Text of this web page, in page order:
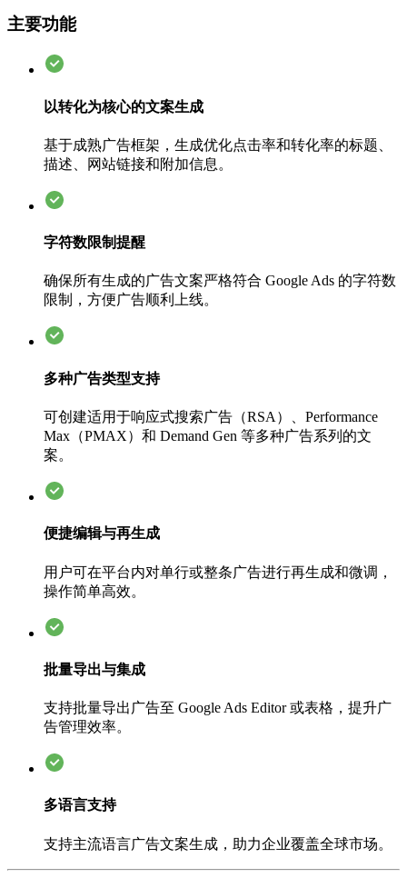
主要功能
以转化为核心的文案生成
基于成熟广告框架，生成优化点击率和转化率的标题、
描述、网站链接和附加信息。
字符数限制提醒
确保所有生成的广告文案严格符合 Google Ads 的字符数
限制，方便广告顺利上线。
多种广告类型支持
可创建适用于响应式搜索广告（RSA）、Performance
Max（PMAX）和 Demand Gen 等多种广告系列的文
案。
便捷编辑与再生成
用户可在平台内对单行或整条广告进行再生成和微调，
操作简单高效。
批量导出与集成
支持批量导出广告至 Google Ads Editor 或表格，提升广
告管理效率。
多语言支持
支持主流语言广告文案生成，助力企业覆盖全球市场。